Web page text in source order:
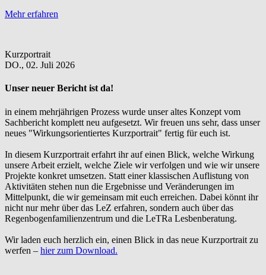
Mehr erfahren
Kurzportrait
DO., 02. Juli 2026
Unser neuer Bericht ist da!
in einem mehrjährigen Prozess wurde unser altes Konzept vom
Sachbericht komplett neu aufgesetzt. Wir freuen uns sehr, dass unser
neues "Wirkungsorientiertes Kurzportrait" fertig für euch ist.
In diesem Kurzportrait erfahrt ihr auf einen Blick, welche Wirkung
unsere Arbeit erzielt, welche Ziele wir verfolgen und wie wir unsere
Projekte konkret umsetzen. Statt einer klassischen Auflistung von
Aktivitäten stehen nun die Ergebnisse und Veränderungen im
Mittelpunkt, die wir gemeinsam mit euch erreichen. Dabei könnt ihr
nicht nur mehr über das LeZ erfahren, sondern auch über das
Regenbogenfamilienzentrum und die LeTRa Lesbenberatung.
Wir laden euch herzlich ein, einen Blick in das neue Kurzportrait zu
werfen – hier zum Download.